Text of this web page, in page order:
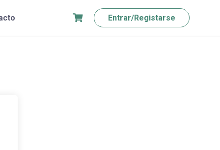
Entrar/Registarse